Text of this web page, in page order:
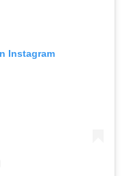
Instagram